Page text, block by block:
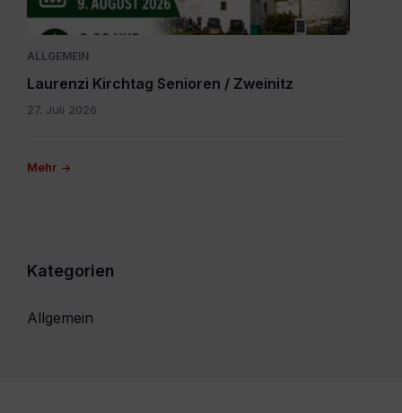
ALLGEMEIN
Laurenzi Kirchtag Senioren / Zweinitz
27. Juli 2026
Mehr
Kategorien
Allgemein